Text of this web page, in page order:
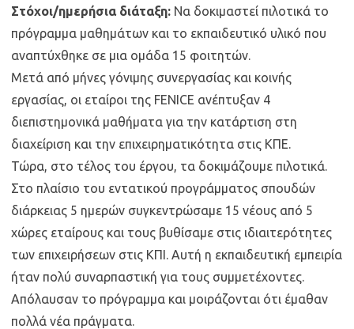
Στόχοι/ημερήσια διάταξη: Να δοκιμαστεί πιλοτικά το
πρόγραμμα μαθημάτων και το εκπαιδευτικό υλικό που
αναπτύχθηκε σε μια ομάδα 15 φοιτητών.
Μετά από μήνες γόνιμης συνεργασίας και κοινής
εργασίας, οι εταίροι της FENICE ανέπτυξαν 4
διεπιστημονικά μαθήματα για την κατάρτιση στη
διαχείριση και την επιχειρηματικότητα στις ΚΠΕ.
Τώρα, στο τέλος του έργου, τα δοκιμάζουμε πιλοτικά.
Στο πλαίσιο του εντατικού προγράμματος σπουδών
διάρκειας 5 ημερών συγκεντρώσαμε 15 νέους από 5
χώρες εταίρους και τους βυθίσαμε στις ιδιαιτερότητες
των επιχειρήσεων στις ΚΠΙ. Αυτή η εκπαιδευτική εμπειρία
ήταν πολύ συναρπαστική για τους συμμετέχοντες.
Απόλαυσαν το πρόγραμμα και μοιράζονται ότι έμαθαν
πολλά νέα πράγματα.